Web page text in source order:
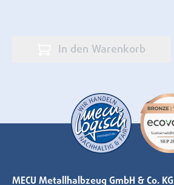
In den Warenkorb
MECU Metallhalbzeug GmbH & Co. KG